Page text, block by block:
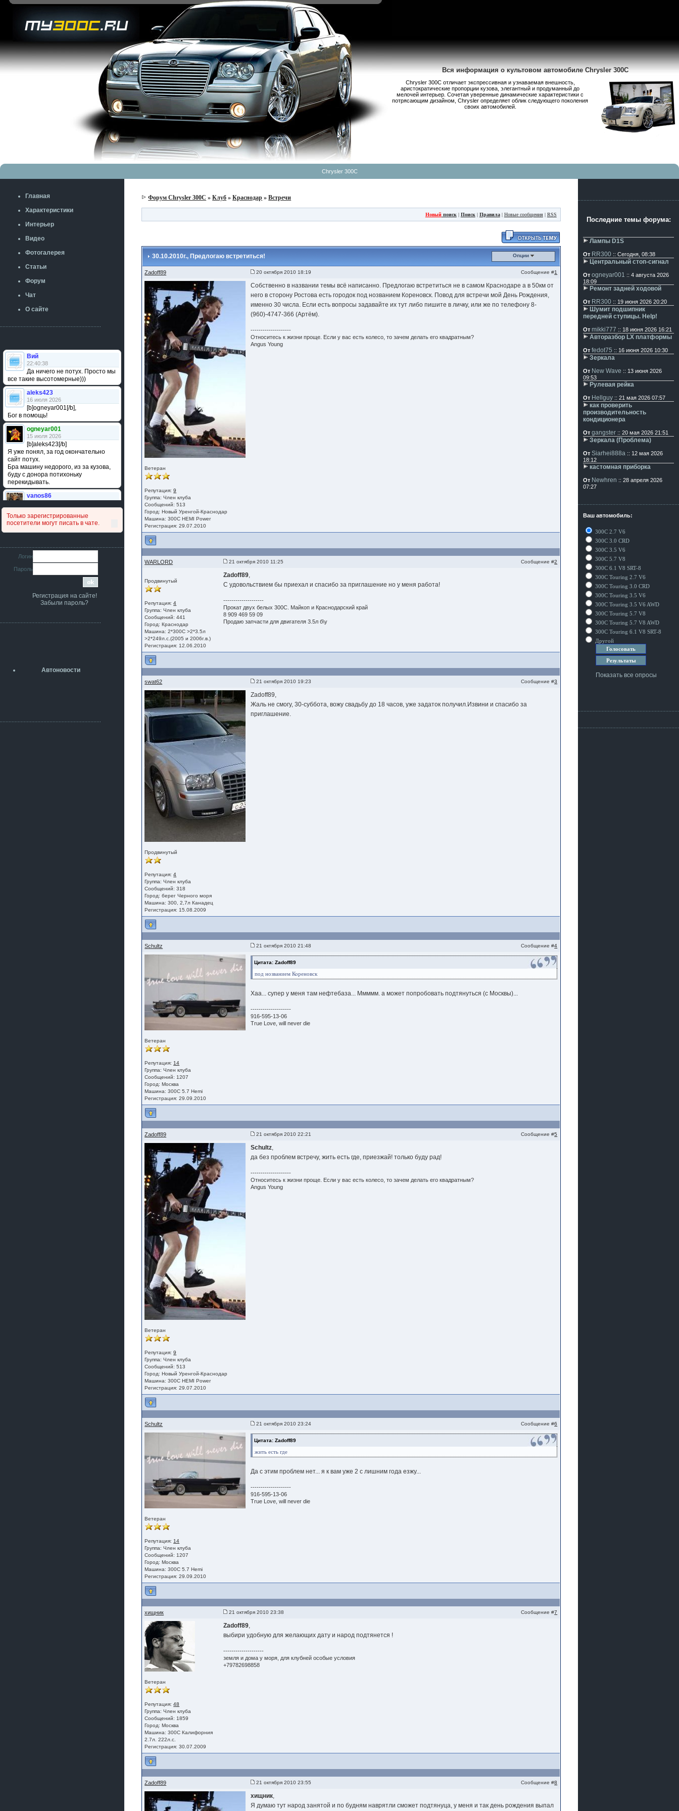
Вся информация о культовом автомобиле Chrysler 300C
Chrysler 300С отличает экспрессивная и узнаваемая внешность,
аристократические пропорции кузова, элегантный и продуманный до
мелочей интерьер. Сочетая уверенные динамические характеристики с
потрясающим дизайном, Chrysler определяет облик следующего поколения
своих автомобилей.
Chrysler 300C
Главная
Характеристики
Интерьер
Видео
Фотогалерея
Статьи
Форум
Чат
О сайте
Вий
22:40:38
Да ничего не потух. Просто мы
все такие высотомерные)))
aleks423
16 июля 2026
[b]ogneyar001[/b],
Бог в помощь!
ogneyar001
15 июля 2026
[b]aleks423[/b]
Я уже понял, за год окончательно
сайт потух.
Бра машину недорого, из за кузова,
буду с донора потихоньку
перекидывать.
vanos86
сравнивал подушку акпп бензиновой и
дизельной машины намера
4578063AG и 4578061AG? По фото
iMrCoffeeBLR4
11 июля 2026
[b]era124[/b],
Ага понял буду знать спасибо
era124
7 июля 2026
разболтовка 5х114.3 спокойно
А здесь уже кладбищенская тишина...
Только зарегистрированные
посетители могут писать в чате.
Логин
Пароль
Регистрация на сайте!
Забыли пароль?
Автоновости
Форум Chrysler 300C »Клуб »Краснодар »Встречи
Новыйпоиск| Поиск| Правила| Новые сообщения| RSS
30.10.2010г., Предлогаю встретиться! Опции
Zadoff89 20 октября 2010 18:19 Сообщение #1
Ветеран
Репутация:9
Группа:Член клуба
Сообщений: 513
Город: Новый Уренгой-Краснодар
Машина: 300C HEMI Power
Регистрация: 29.07.2010
Собственно в названии темы всё написанно. Предлогаю встретиться не в самом Краснодаре а в 50км от
него в сторону Ростова есть городок под нозванием Кореновск. Повод для встречи мой День Рождения,
именно 30 числа. Если есть вопросы задавайте их тут либо пишите в личку, или же по телефону 8-
(960)-4747-366 (Артём).
--------------------
Относитесь к жизни проще. Если у вас есть колесо, то зачем делать его квадратным?
Angus Young
WARLORD 21 октября 2010 11:25 Сообщение #2
Продвинутый
Репутация:4
Группа:Член клуба
Сообщений: 441
Город: Краснодар
Машина: 2*300С >2*3.5л
>2*249л.с.(2005 и 2006г.в.)
Регистрация: 12.06.2010
Zadoff89,
С удовольствием бы приехал и спасибо за приглашение но у меня работа!
--------------------
Прокат двух белых 300С. Майкоп и Краснодарский край
8 909 469 59 09
Продаю запчасти для двигателя 3.5л б\у
swat62 21 октября 2010 19:23 Сообщение #3
Продвинутый
Репутация:4
Группа:Член клуба
Сообщений: 318
Город: берег Черного моря
Машина: 300, 2,7л Канадец
Регистрация: 15.08.2009
Zadoff89,
Жаль не смогу, 30-суббота, вожу свадьбу до 18 часов, уже задаток получил.Извини и спасибо за
приглашение.
Schultz 21 октября 2010 21:48 Сообщение #4
Ветеран
Репутация: 14
Группа:Член клуба
Сообщений: 1207
Город: Москва
Машина: 300C 5.7 Hemi
Регистрация: 29.09.2010
Цитата: Zadoff89
под нозванием Кореновск
Хаа... супер у меня там нефтебаза... Ммммм. а может попробовать подтянуться (с Москвы)...
--------------------
916-595-13-06
True Love, will never die
Zadoff89 21 октября 2010 22:21 Сообщение #5
Ветеран
Репутация:9
Группа:Член клуба
Сообщений: 513
Город: Новый Уренгой-Краснодар
Машина: 300C HEMI Power
Регистрация: 29.07.2010
Schultz,
да без проблем встречу, жить есть где, приезжай! только буду рад!
--------------------
Относитесь к жизни проще. Если у вас есть колесо, то зачем делать его квадратным?
Angus Young
Schultz 21 октября 2010 23:24 Сообщение #6
Ветеран
Репутация: 14
Группа:Член клуба
Сообщений: 1207
Город: Москва
Машина: 300C 5.7 Hemi
Регистрация: 29.09.2010
Цитата: Zadoff89
жить есть где
Да с этим проблем нет... я к вам уже 2 с лишним года езжу...
--------------------
916-595-13-06
True Love, will never die
хищник 21 октября 2010 23:38 Сообщение #7
Ветеран
Репутация:48
Группа:Член клуба
Сообщений: 1859
Город: Москва
Машина: 300C Калифорния
2.7л. 222л.с.
Регистрация: 30.07.2009
Zadoff89,
выбири удобную для желающих дату и народ подтянется !
--------------------
земля и дома у моря, для клубней особые условия
+79782698858
Zadoff89 21 октября 2010 23:55 Сообщение #8
хищник,
Я думаю тут народ занятой и по будням наврятли сможет подтянуца, у меня и так день рождения выпал
Последние темы форума:
Лампы D1S
От RR300 :: Сегодня, 08:38
Центральный стоп-сигнал
От ogneyar001 :: 4 августа 2026
18:09
Ремонт задней ходовой
От RR300 :: 19 июня 2026 20:20
Шумит подшипник
передней ступицы. Help!
От mikki777 :: 18 июня 2026 16:21
Авторазбор LX платформы
От fedot75 :: 16 июня 2026 10:30
Зеркала
От New Wave :: 13 июня 2026
09:53
Рулевая рейка
От Hellguy :: 21 мая 2026 07:57
как проверить
производительность
кондиционера
От gangster :: 20 мая 2026 21:51
Зеркала (Проблема)
От Siarhei888a :: 12 мая 2026
18:12
кастомная приборка
От Newhren :: 28 апреля 2026
07:27
Ваш автомобиль:
300C 2.7 V6
300C 3.0 CRD
300C 3.5 V6
300C 5.7 V8
300C 6.1 V8 SRT-8
300C Touring 2.7 V6
300C Touring 3.0 CRD
300C Touring 3.5 V6
300C Touring 3.5 V6 AWD
300C Touring 5.7 V8
300C Touring 5.7 V8 AWD
300C Touring 6.1 V8 SRT-8
Другой
Показать все опросы